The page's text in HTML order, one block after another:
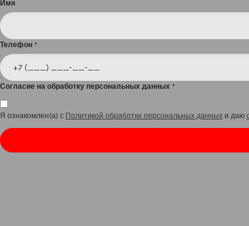
Имя
Телефон *
Согласие на обработку персональных данных *
Я ознакомлен(а) с Политикой обработки персональных данных и даю